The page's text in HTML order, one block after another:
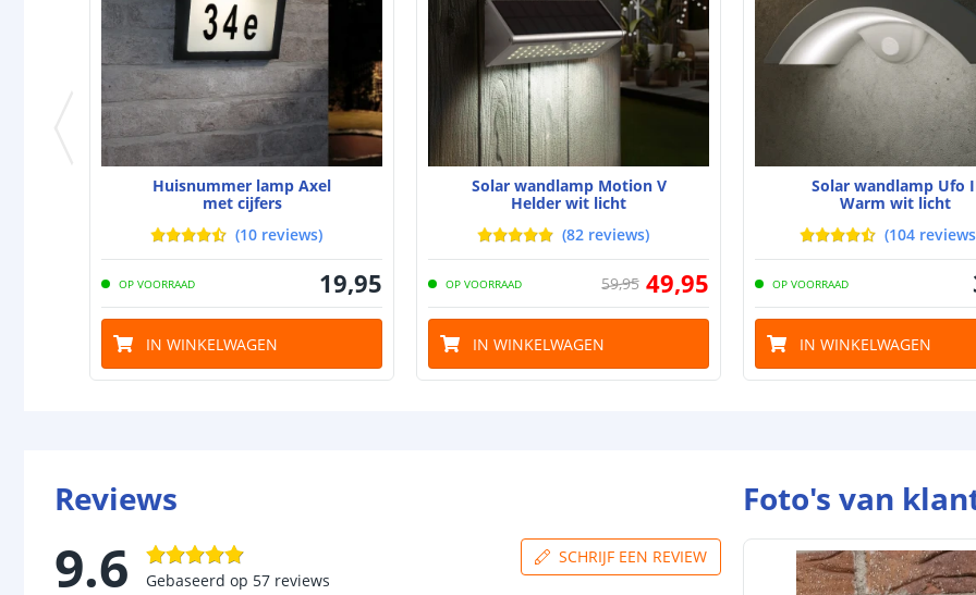
Aantal
Batterij
Type batterij
Capaciteit
Aantal
Laadtijd
Solar paneel
Type paneel
blog.
Huisnummer lamp Axel
met cijfers
(10 reviews)
OP VOORRAAD 19,95
IN WINKELWAGEN
Solar wandlamp Motion V
Helder wit licht
(82 reviews)
OP VOORRAAD 59,95 49,95
IN WINKELWAGEN
Solar wandlamp Ufo
Warm wit licht
(104 reviews
OP VOORRAAD
IN WINKELWAGEN
Reviews
9.6 Gebaseerd op 57 reviews
SCHRIJF EEN REVIEW
Foto's van